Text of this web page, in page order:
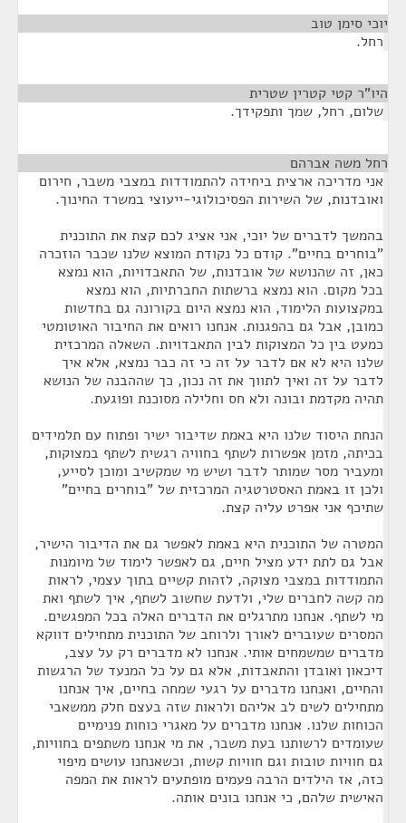
יוכי סימן טוב
רחל.
היו"ר קטי קטרין שטרית
שלום, רחל, שמך ותפקידך.
רחל משה אברהם
אני מדריכה ארצית ביחידה להתמודדות במצבי משבר, חירום
ואובדנות, של השירות הפסיכולוגי-ייעוצי במשרד החינוך.
בהמשך לדברים של יוכי, אני אציג לכם קצת את התוכנית
"בוחרים בחיים". קודם כל נקודת המוצא שלנו שכבר הוזכרה
כאן, זה שהנושא של אובדנות, של התאבדויות, הוא נמצא
בכל מקום. הוא נמצא ברשתות החברתיות, הוא נמצא
במקצועות הלימוד, הוא נמצא היום בקורונה גם בחדשות
כמובן, אבל גם בהפגנות. אנחנו רואים את החיבור האוטומטי
כמעט בין כל המצוקות לבין התאבדויות. השאלה המרכזית
שלנו היא לא אם לדבר על זה כי זה כבר נמצא, אלא איך
לדבר על זה ואיך לתווך את זה נכון, כך שההבנה של הנושא
תהיה מקדמת ובונה ולא חס וחלילה מסוכנת ופוגעת.
הנחת היסוד שלנו היא באמת שדיבור ישיר ופתוח עם תלמידים
בכיתה, מזמן אפשרות לשתף בחוויה רגשית לשתף במצוקות,
ומעביר מסר שמותר לדבר ושיש מי שמקשיב ומוכן לסייע,
ולכן זו באמת האסטרטגיה המרכזית של "בוחרים בחיים"
שתיכף אני אפרט עליה קצת.
המטרה של התוכנית היא באמת לאפשר גם את הדיבור הישיר,
אבל גם לתת ידע מציל חיים, גם לאפשר לימוד של מיומנות
התמודדות במצבי מצוקה, לזהות קשיים בתוך עצמי, לראות
מה קשה לחברים שלי, ולדעת שחשוב לשתף, איך לשתף ואת
מי לשתף. אנחנו מתרגלים את הדברים האלה בכל המפגשים.
המסרים שעוברים לאורך ולרוחב של התוכנית מתחילים דווקא
מדברים שמשמחים אותי. אנחנו לא מדברים רק על עצב,
דיכאון ואובדן והתאבדות, אלא גם על כל המנעד של הרגשות
והחיים, ואנחנו מדברים על רגעי שמחה בחיים, איך אנחנו
מתחילים לשים לב אליהם ולראות שזה בעצם חלק ממשאבי
הכוחות שלנו. אנחנו מדברים על מאגרי כוחות פנימיים
שעומדים לרשותנו בעת משבר, את מי אנחנו משתפים בחוויות,
גם חוויות טובות וגם חוויות קשות, וכשאנחנו עושים מיפוי
כזה, אז הילדים הרבה פעמים מופתעים לראות את המפה
האישית שלהם, כי אנחנו בונים אותה.